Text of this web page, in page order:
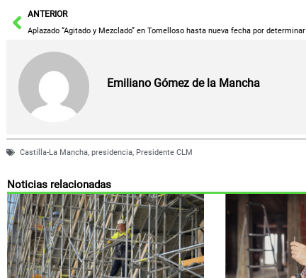
AntANTERIOR
Aplazado “Agitado y Mezclado” en Tomelloso hasta nueva fecha por determinar
Emiliano Gómez de la Mancha
Castilla-La Mancha, presidencia, Presidente CLM
Noticias relacionadas